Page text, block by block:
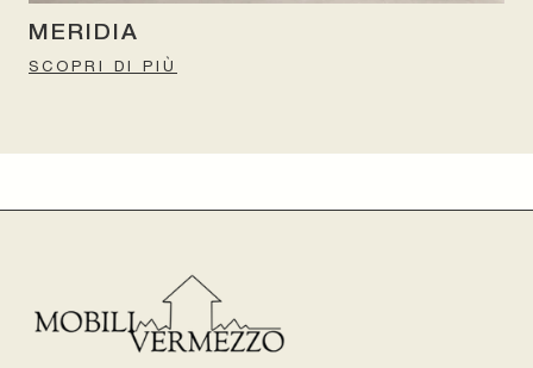
MERIDIA
SCOPRI DI PIÙ